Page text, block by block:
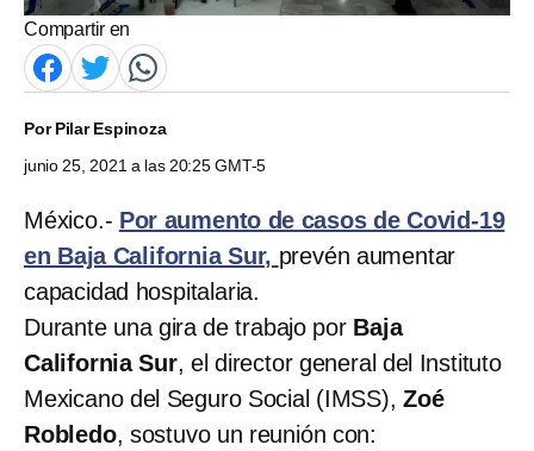
Compartir en
PorPilar Espinoza
junio 25, 2021 a las 20:25 GMT-5
México.- Por aumento de casos de Covid-19
en Baja California Sur, prevén aumentar
capacidad hospitalaria.
Durante una gira de trabajo por Baja
California Sur, el director general del Instituto
Mexicano del Seguro Social (IMSS), Zoé
Robledo, sostuvo un reunión con: